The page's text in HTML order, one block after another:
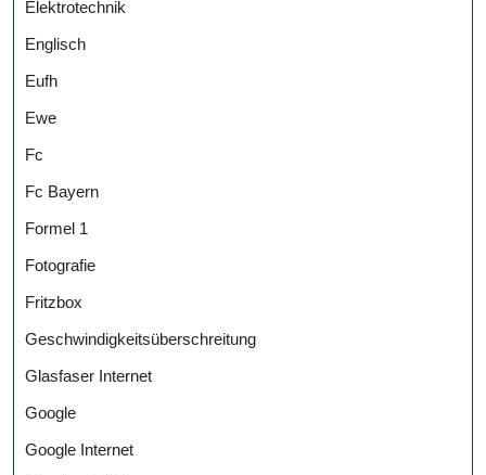
Elektrotechnik
Englisch
Eufh
Ewe
Fc
Fc Bayern
Formel 1
Fotografie
Fritzbox
Geschwindigkeitsüberschreitung
Glasfaser Internet
Google
Google Internet